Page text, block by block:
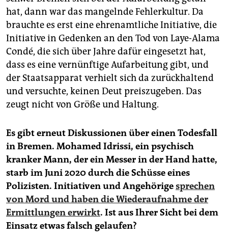
hat, dann war das mangelnde Fehlerkultur. Da
brauchte es erst eine ehrenamtliche Initiative, die
Initiative in Gedenken an den Tod von Laye-Alama
Condé, die sich über Jahre dafür eingesetzt hat,
dass es eine vernünftige Aufarbeitung gibt, und
der Staatsapparat verhielt sich da zurückhaltend
und versuchte, keinen Deut preiszugeben. Das
zeugt nicht von Größe und Haltung.
Es gibt erneut Diskussionen über einen Todesfall
in Bremen. Mohamed Idrissi, ein psychisch
kranker Mann, der ein Messer in der Hand hatte,
starb im Juni 2020 durch die Schüsse eines
Polizisten. Initiativen und Angehörigesprechen
von Mord und haben die Wiederaufnahme der
Ermittlungen erwirkt. Ist aus Ihrer Sicht bei dem
Einsatz etwas falsch gelaufen?